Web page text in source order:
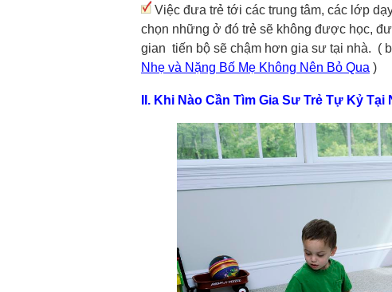
Việc đưa trẻ tới các trung tâm, các lớp
chọn những ở đó trẻ sẽ không được học,
gian tiến bộ sẽ chậm hơn gia sư tại nhà. (
Nhẹ và Nặng Bố Mẹ Không Nên Bỏ Qua )
II. Khi Nào Cần Tìm Gia Sư Trẻ Tự Kỷ Tại